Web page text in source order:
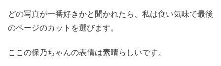
どの写真が一番好きかと聞かれたら、私は食い気味で最後
のページのカットを選びます。
ここの保乃ちゃんの表情は素晴らしいです。